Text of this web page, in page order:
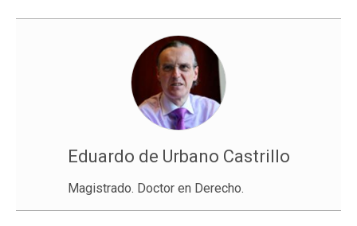
Eduardo de Urbano Castrillo
Magistrado. Doctor en Derecho.